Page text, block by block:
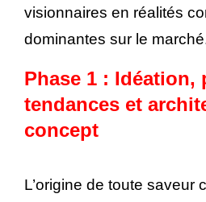
visionnaires en réalités
dominantes sur le
Phase 1 : Idéation,
tendances et
concept
L’origine de toute saveur